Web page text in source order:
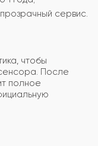
сервис.
чтобы
После
полное